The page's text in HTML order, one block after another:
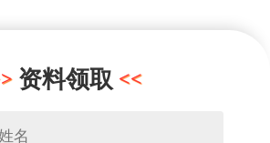
资料领取